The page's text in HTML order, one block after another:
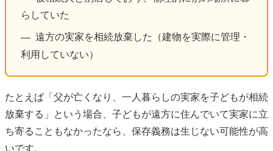
らしていた
— 遠方の実家を相続放棄した（建物を実際に管理・
利用していない）
たとえば「父が亡くなり、一人暮らしの実家を子どもが相続
放棄する」という場合、子どもが遠方に住んでいて実家に立
ち寄ることもなかったなら、保存義務は生じない可能性が高
いです。